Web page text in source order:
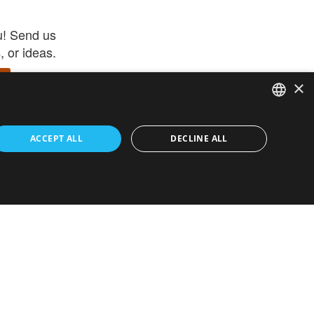
Send us
or ideas.
–
get
ENGLISH
FRENCH
×
ACCEPT ALL DECLINE ALL